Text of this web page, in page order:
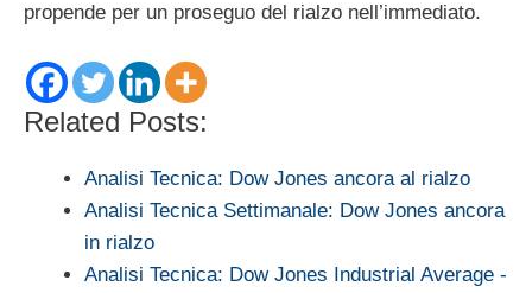
propende per un proseguo del rialzo nell’immediato.
Related Posts:
Analisi Tecnica: Dow Jones ancora al rialzo
Analisi Tecnica Settimanale: Dow Jones ancora
in rialzo
Analisi Tecnica: Dow Jones Industrial Average -